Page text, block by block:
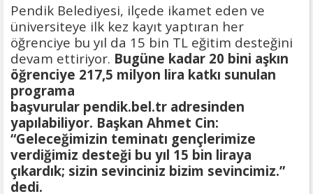
Pendik Belediyesi, ilçede ikamet eden ve
üniversiteye ilk kez kayıt yaptıran her
öğrenciye bu yıl da 15 bin TL eğitim desteğini
devam ettiriyor. Bugüne kadar 20 bini aşkın
öğrenciye 217,5 milyon lira katkı sunulan
programa
başvurular pendik.bel.tr adresinden
yapılabiliyor. Başkan Ahmet Cin:
“Geleceğimizin teminatı gençlerimize
verdiğimiz desteği bu yıl 15 bin liraya
çıkardık; sizin sevinciniz bizim sevincimiz.”
dedi.